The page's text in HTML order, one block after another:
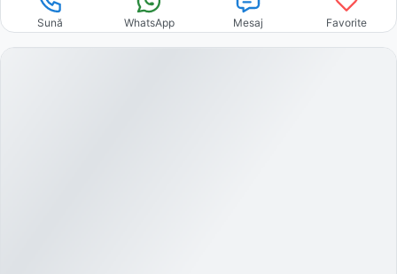
Sună WhatsApp Mesaj Favorite